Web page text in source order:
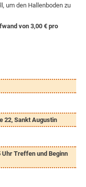
um den Hallenboden zu
von 3,00 € pro
22, Sankt Augustin
Treffen und Beginn